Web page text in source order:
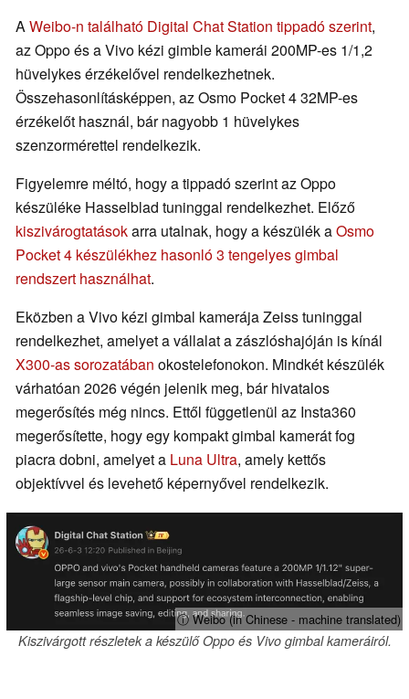
AWeibo-n található Digital Chat Station tippadó szerint,
az Oppo és a Vivo kézi gimble kamerái 200MP-es 1/1,2
hüvelykes érzékelővel rendelkezhetnek.
Összehasonlításképpen, az Osmo Pocket 4 32MP-es
érzékelőt használ, bár nagyobb 1 hüvelykes
szenzormérettel rendelkezik.
Figyelemre méltó, hogy a tippadó szerint az Oppo
készüléke Hasselblad tuninggal rendelkezhet. Előző
kiszivárogtatásokarra utalnak, hogy a készülék aOsmo
Pocket 4 készülékhez hasonló 3 tengelyes gimbal
rendszert használhat.
Eközben a Vivo kézi gimbal kamerája Zeiss tuninggal
rendelkezhet, amelyet a vállalat a zászlóshajóján is kínál
X300-as sorozatában okostelefonokon. Mindkét készülék
várhatóan 2026 végén jelenik meg, bár hivatalos
megerősítés még nincs. Ettől függetlenül az Insta360
megerősítette, hogy egy kompakt gimbal kamerát fog
piacra dobni, amelyet a Luna Ultra, amely kettős
objektívvel és levehető képernyővel rendelkezik.
ⓘ Weibo (in Chinese - machine translated)
Kiszivárgott részletek a készülő Oppo és Vivo gimbal kameráiról.